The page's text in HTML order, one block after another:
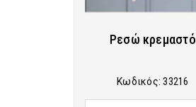
Ρεσώ κρεμαστό
Κωδικός:33216